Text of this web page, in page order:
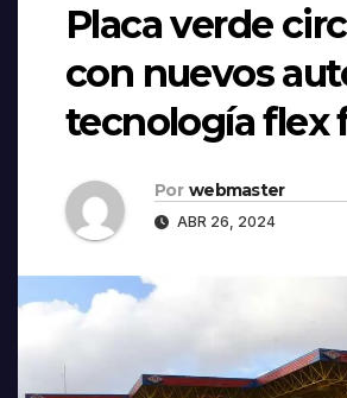
Placa verde
con nuevos
tecnología flex
Por webmaster
ABR 26, 2024